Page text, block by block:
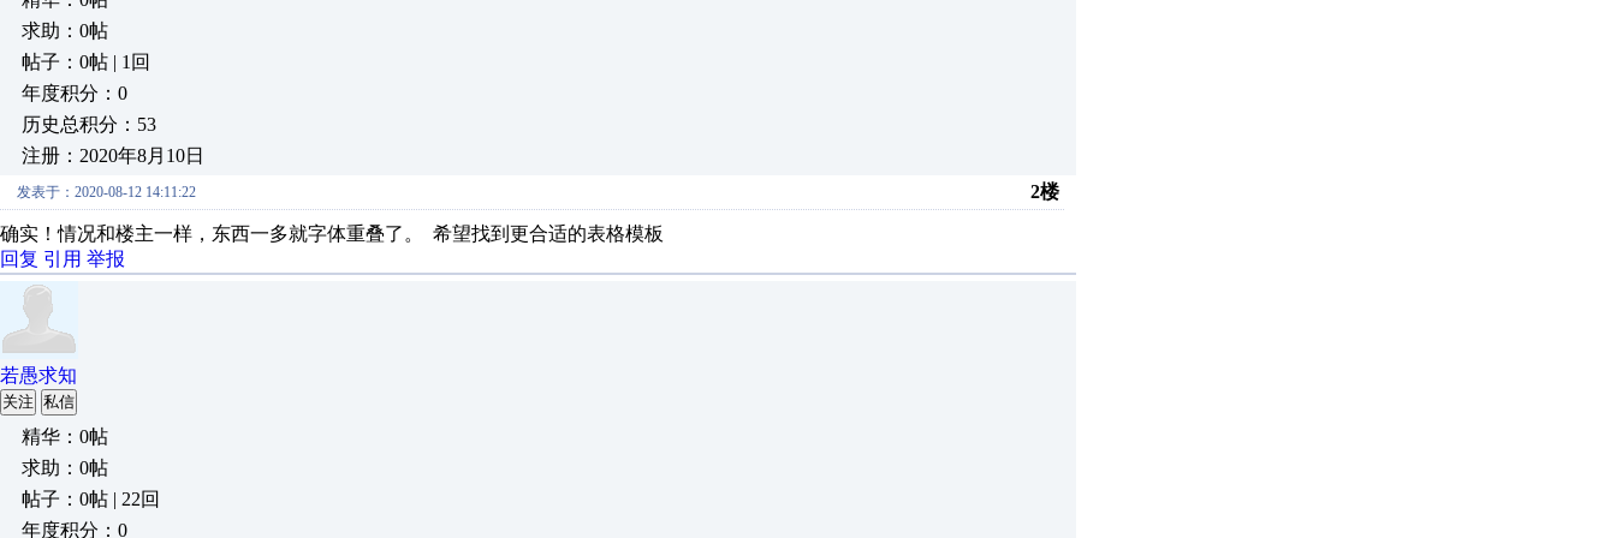
求助：0帖
帖子：0帖 | 1回
年度积分：0
历史总积分：53
注册：2020年8月10日
发表于：2020-08-12 14:11:22 2楼
确实！情况和楼主一样，东西一多就字体重叠了。 希望找到更合适的表格模板
回复 引用 举报
若愚求知
关注 私信
精华：0帖
求助：0帖
帖子：0帖 | 22回
年度积分：0